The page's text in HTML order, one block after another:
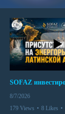
8/7/2026
179 Views • 8 Likes •